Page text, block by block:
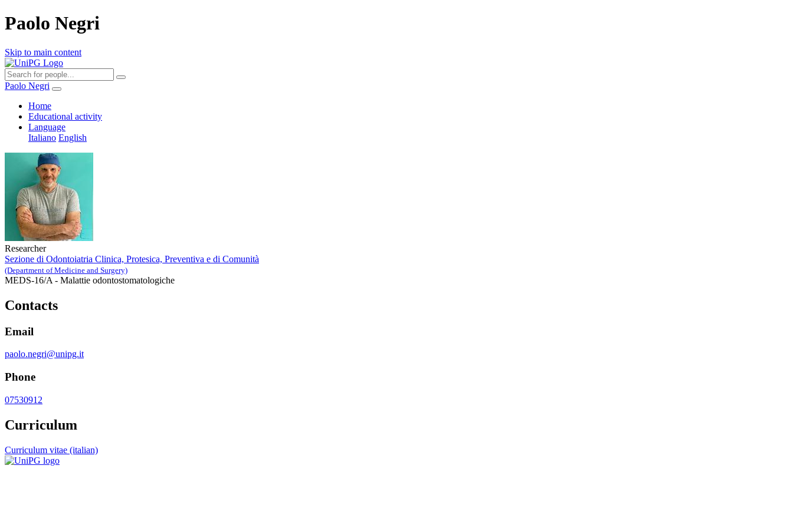
Paolo Negri
Skip to main content
Paolo Negri
Home
Educational activity
Language
Italiano English
Researcher
Sezione di Odontoiatria Clinica, Protesica, Preventiva e di Comunità
(Department of Medicine and Surgery)
MEDS-16/A - Malattie odontostomatologiche
Contacts
Email
paolo.negri@unipg.it
Phone
07530912
Curriculum
Curriculum vitae (italian)